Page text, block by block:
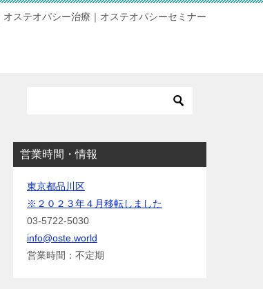
オステオパシー治療｜オステオパシーセミナー
営業時間・情報
東京都品川区
※２０２３年４月移転しました
03-5722-5030
info@oste.world
営業時間：不定期